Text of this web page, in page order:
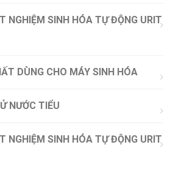
NGHIỆM SINH HÓA TỰ ĐỘNG URIT
DÙNG CHO MÁY SINH HÓA
NƯỚC TIỂU
NGHIỆM SINH HÓA TỰ ĐỘNG URIT